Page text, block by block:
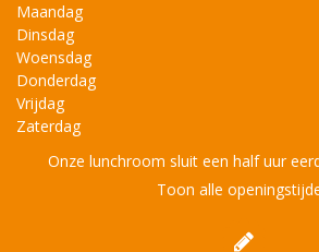
Maandag
Dinsdag
Woensdag
Donderdag
Vrijdag
Zaterdag
Onze lunchroom sluit een half uur
Toon alle